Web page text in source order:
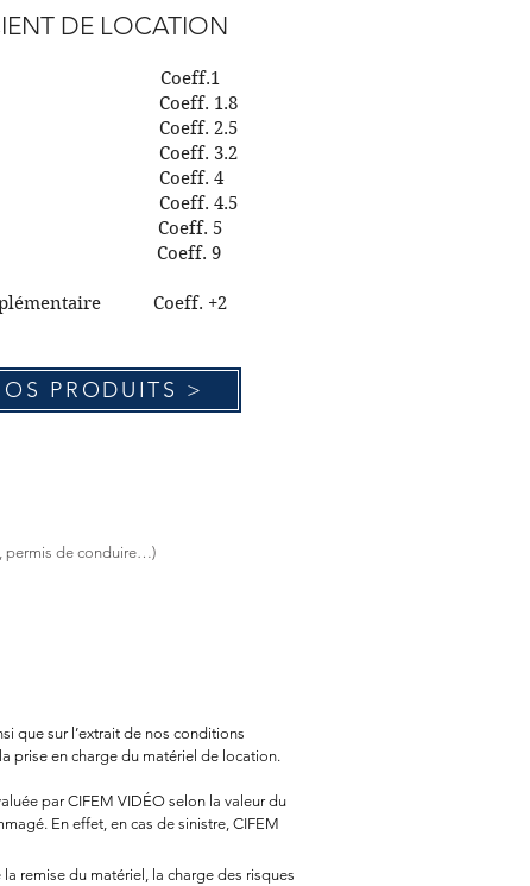
DE LOCATION
Coeff.1
Coeff. 1.8
Coeff. 2.5
Coeff. 3.2
Coeff. 4
Coeff. 4.5
Coeff. 5
Coeff. 9
Coeff. +2
permis de conduire…)
que sur l’extrait de nos conditions
prise en charge du matériel de location.
par CIFEM VIDÉO selon la valeur du
En effet, en cas de sinistre, CIFEM
remise du matériel, la charge des risques
PRODUITS >